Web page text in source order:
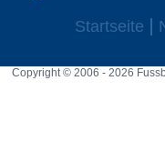
Startseite
Copyright © 2006 - 2026